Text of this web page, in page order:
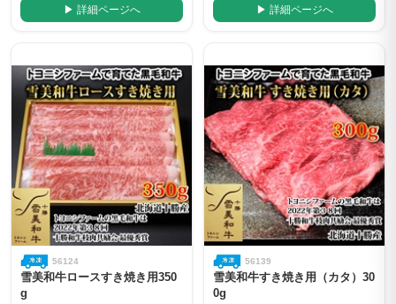
▶ 詳細ページへ ▶ 詳細ページへ
56124
雪美和牛ロースすき焼き用350
g
56139
雪美和牛すき焼き用（カタ）30
0g